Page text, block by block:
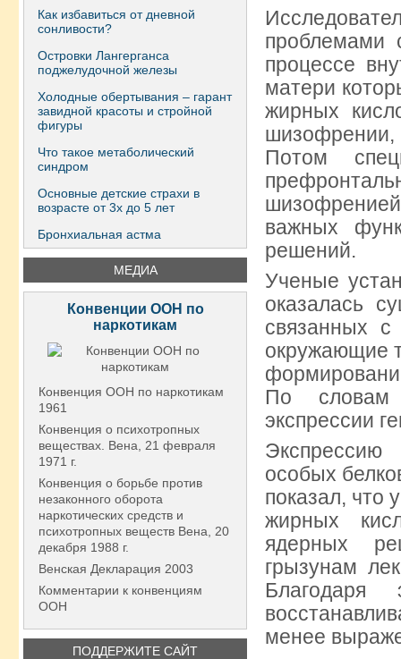
Как избавиться от дневной
сонливости?
Островки Лангерганса
поджелудочной железы
Холодные обертывания – гарант
завидной красоты и стройной
фигуры
Что такое метаболический
синдром
Основные детские страхи в
возрасте от 3х до 5 лет
Бронхиальная астма
МЕДИА
Конвенции ООН по
наркотикам
Конвенция ООН по наркотикам
1961
Конвенция о психотропных
веществах. Вена, 21 февраля
1971 г.
Конвенция о борьбе против
незаконного оборота
наркотических средств и
психотропных веществ Вена, 20
декабря 1988 г.
Венская Декларация 2003
Комментарии к конвенциям
ООН
ПОДДЕРЖИТЕ САЙТ
проблемами
процессе
матери
жирных
Потом
важных
решений.
Ученые
оказалась
связанных с
окружающие
По словам
экспрессии
особых
показал, что
жирных
ядерных
грызунам
Благодаря
менее